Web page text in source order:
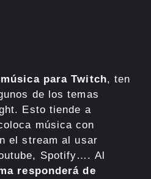
música para Twitch, ten
de los temas
Esto tiende a
música con
el stream al usar
Spotify…. Al
responderá de